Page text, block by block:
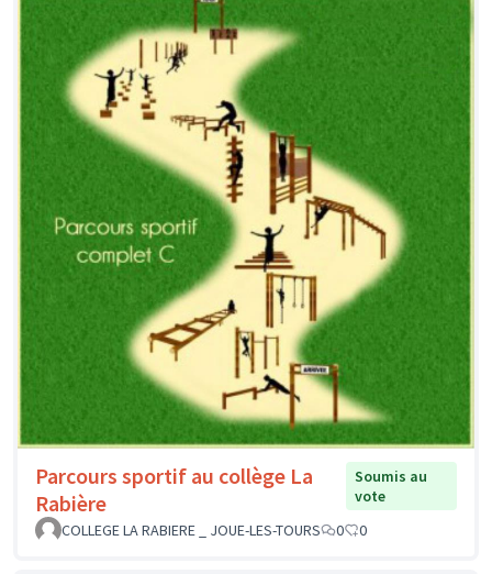
Parcours sportif au collège La
Rabière
Soumis au
vote
COLLEGE LA RABIERE _ JOUE-LES-TOURS
0 0